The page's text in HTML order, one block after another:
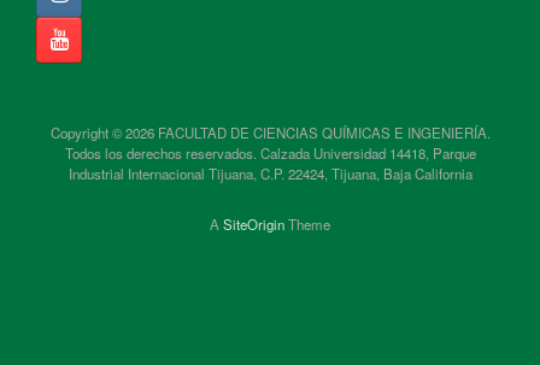
Copyright © 2026 FACULTAD DE CIENCIAS QUÍMICAS E INGENIERÍA.
Todos los derechos reservados. Calzada Universidad 14418, Parque
Industrial Internacional Tijuana, C.P. 22424, Tijuana, Baja California
A SiteOriginTheme